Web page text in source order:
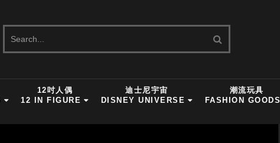
12吋人偶
12 IN FIGURE
迪士尼宇宙
DISNEY UNIVERSE
潮流玩具
FASHION GOODS